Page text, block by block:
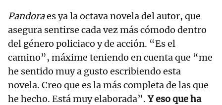
Pandoraes ya la octava novela del autor, que
asegura sentirse cada vez más cómodo dentro
del género policiaco y de acción. “Es el
camino”, máxime teniendo en cuenta que “me
he sentido muy a gusto escribiendo esta
novela. Creo que es la más completa de las que
he hecho. Está muy elaborada”.Y eso que ha